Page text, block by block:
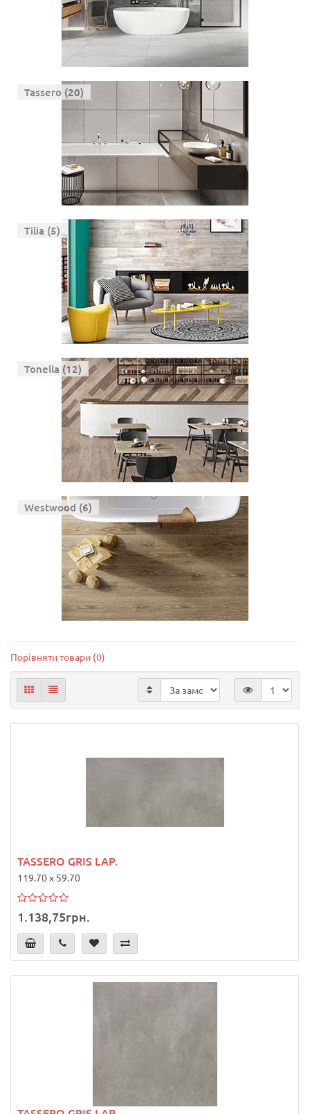
Tassero (20)
Tilia (5)
Tonella (12)
Westwood (6)
Порівняти товари (0)
TASSERO GRIS LAP.
119.70 x 59.70
1.138,75грн.